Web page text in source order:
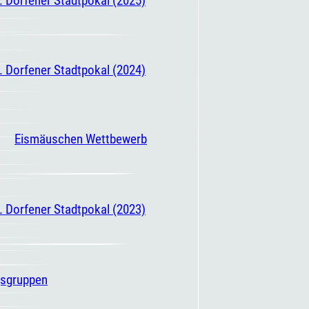
Dorfener Stadtpokal (2024)
Eismäuschen Wettbewerb
Dorfener Stadtpokal (2023)